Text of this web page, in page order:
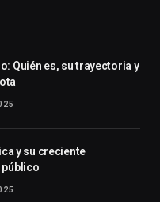
Quién es, su trayectoria y
y su creciente